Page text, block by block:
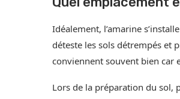
Idéalement, l’amarine
déteste les sols détrempés et
conviennent souvent bien car
Lors de la préparation du sol,